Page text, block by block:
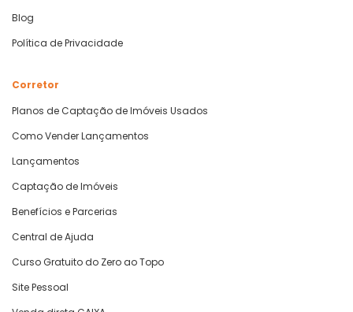
Blog
Política de Privacidade
Corretor
Planos de Captação de Imóveis Usados
Como Vender Lançamentos
Lançamentos
Captação de Imóveis
Benefícios e Parcerias
Central de Ajuda
Curso Gratuito do Zero ao Topo
Site Pessoal